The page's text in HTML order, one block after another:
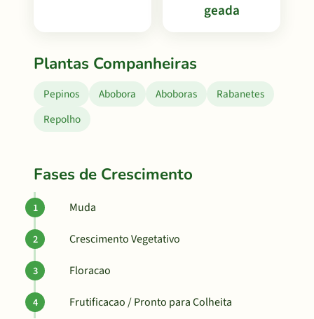
geada
Plantas Companheiras
Pepinos Abobora Aboboras
Rabanetes
Repolho
Fases de Crescimento
Muda
Crescimento Vegetativo
Floracao
Frutificacao / Pronto para Colheita